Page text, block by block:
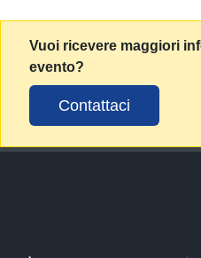
Vuoi ricevere maggiori
evento?
Contattaci